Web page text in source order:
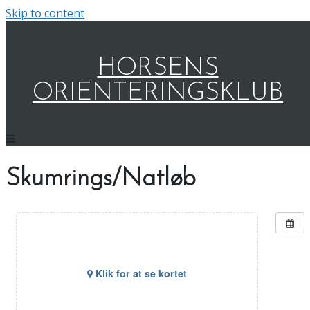
Skip to content
HORSENS
ORIENTERINGSKLUB
Skumrings/Natløb
Klik for at se kortet